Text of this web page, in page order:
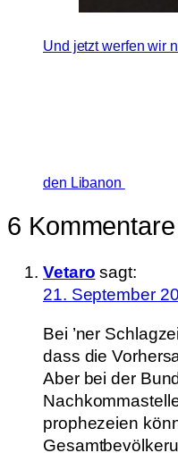
Und jetzt werfen wir
den Libanon
6 Kommentare
Vetaro sagt:
21. September
Bei ’ner
dass die
Aber bei der
prophezeien